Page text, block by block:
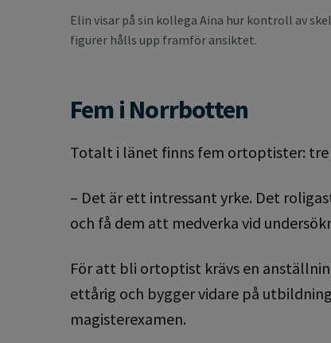
Elin visar på sin kollega Aina hur kontroll av
figurer hålls upp framför ansiktet.
Fem i Norrbotten
Totalt i länet finns fem ortoptister: tre
– Det är ett intressant yrke. Det
och få dem att medverka vid
För att bli ortoptist krävs en
ettårig och bygger vidare på
magisterexamen.